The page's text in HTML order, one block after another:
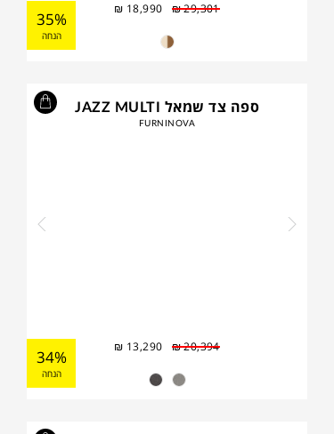
₪29,301
₪ 18,990
35%
הנחה
ספה צד שמאל JAZZ MULTI
FURNINOVA
₪20,394
₪ 13,290
34%
הנחה